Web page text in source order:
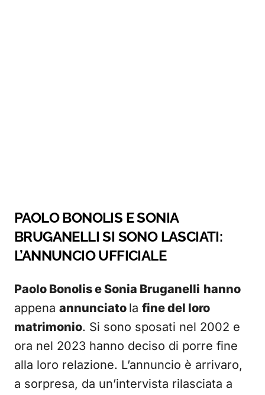
PAOLO BONOLIS E SONIA
BRUGANELLI SI SONO LASCIATI:
L’ANNUNCIO UFFICIALE
Paolo Bonolis e Sonia Bruganelli hanno
appena annunciato la fine del loro
matrimonio. Si sono sposati nel 2002 e
ora nel 2023 hanno deciso di porre fine
alla loro relazione. L’annuncio è arrivaro,
a sorpresa, da un’intervista rilasciata a